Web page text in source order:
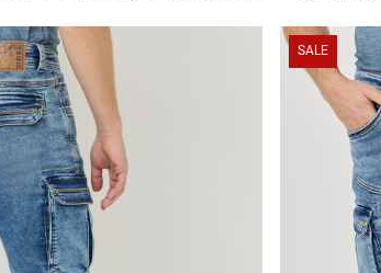
SALE